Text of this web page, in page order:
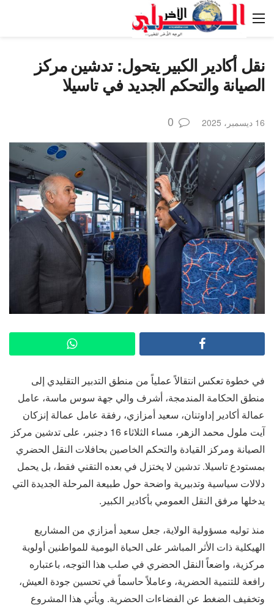
نقل أكادير الكبير يتحول: تدشين مركز
الصيانة والتحكم الجديد في تاسيلا
16 ديسمبر، 2025 0
في خطوة تعكس انتقالاً عملياً من منطق التدبير التقليدي إلى
منطق الحكامة المندمجة، أشرف والي جهة سوس ماسة، عامل
عمالة أكادير إداوتنان، سعيد أمزازي، رفقة عامل عمالة إنزكان
آيت ملول محمد الزهر، مساء الثلاثاء 16 دجنبر، على تدشين مركز
الصيانة ومركز القيادة والتحكم الخاصين بحافلات النقل الحضري
بمستودع تاسيلا. تدشين لا يختزل في بعده التقني فقط، بل يحمل
دلالات سياسية وتدبيرية واضحة حول طبيعة المرحلة الجديدة التي
يدخلها مرفق النقل العمومي بأكادير الكبير.
منذ توليه مسؤولية الولاية، جعل سعيد أمزازي من المشاريع
الهيكلية ذات الأثر المباشر على الحياة اليومية للمواطنين أولوية
مركزية، واضعاً النقل الحضري في صلب هذا التوجه، باعتباره
رافعة للتنمية الحضرية، وعاملاً حاسماً في تحسين جودة العيش،
وتخفيف الضغط عن الفضاءات الحضرية. ويأتي هذا المشروع